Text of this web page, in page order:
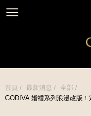
首頁 最新消息
全部
GODIVA 婚禮系列浪漫改版